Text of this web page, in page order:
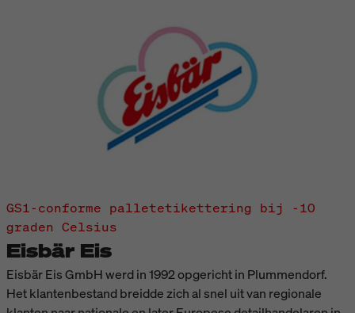
GS1-conforme palletetikettering bij -10
graden Celsius
Eisbär Eis
Eisbär Eis GmbH werd in 1992 opgericht in Plummendorf.
Het klantenbestand breidde zich al snel uit van regionale